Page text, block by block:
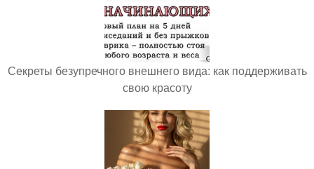
Секреты безупречного внешнего вида: как поддерживать
свою красоту